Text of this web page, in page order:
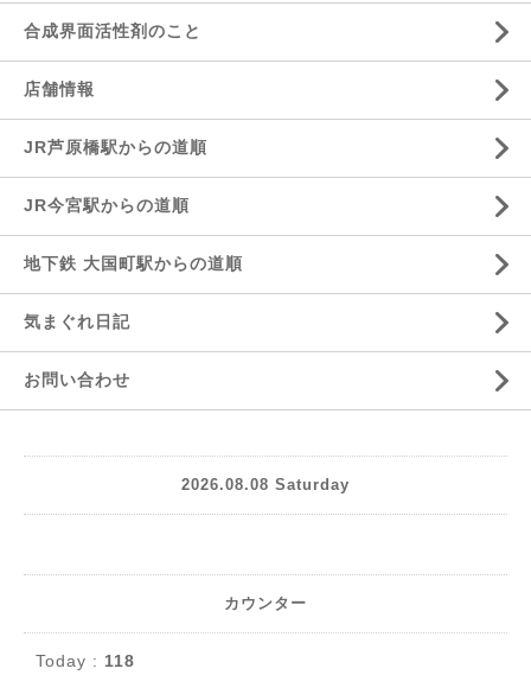
合成界面活性剤のこと
店舗情報
JR芦原橋駅からの道順
JR今宮駅からの道順
地下鉄 大国町駅からの道順
気まぐれ日記
お問い合わせ
2026.08.08 Saturday
カウンター
Today : 118